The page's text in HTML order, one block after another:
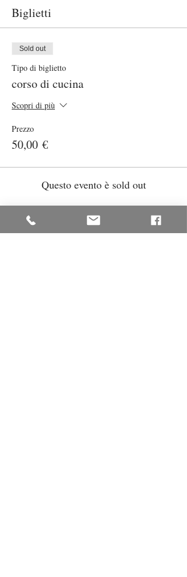
Biglietti
Sold out
Tipo di biglietto
corso di cucina
Scopri di più
Prezzo
50,00 €
Questo evento è sold out